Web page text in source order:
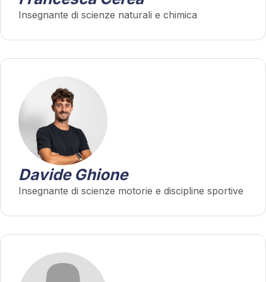
Insegnante di scienze naturali e chimica
Davide Ghione
Insegnante di scienze motorie e discipline sportive